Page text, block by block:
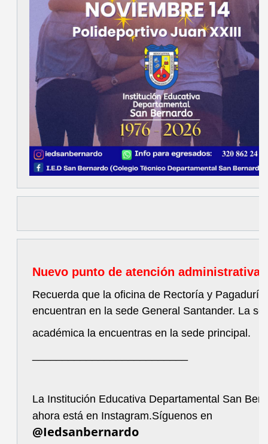
Nuevo punto de atención administrativa.
Recuerda que la oficina de Rectoría y Pagaduría
encuentran en la sede General Santander. La
académica la encuentras en la sede principal.
La Institución Educativa Departamental San
ahora está en Instagram.Síguenos en
@Iedsanbernardo